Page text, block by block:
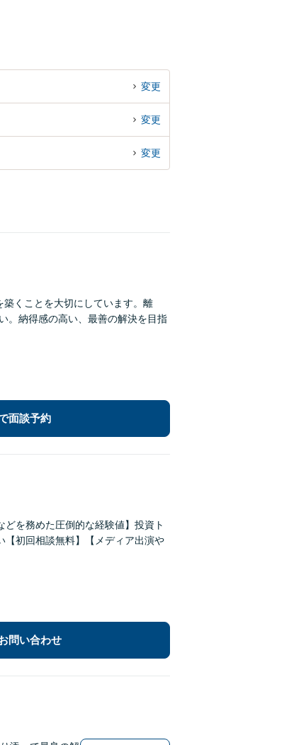
変更
変更
変更
築くことを大切にしています。離
。納得感の高い、最善の解決を目指
面談予約
どを務めた圧倒的な経験値】投資ト
【初回相談無料】【メディア出演や
問い合わせ